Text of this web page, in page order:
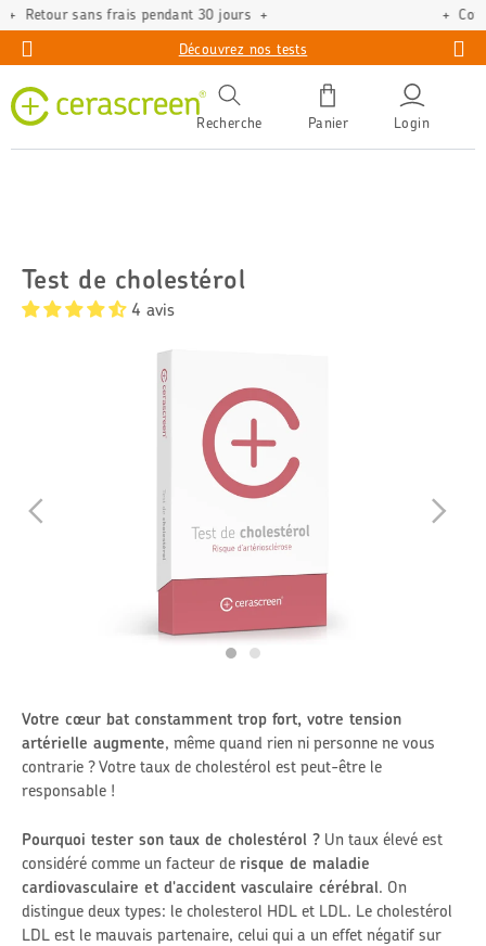
Compléments alimentaires de qualité verifiée
Découvrez nos tests
Recherche Panier Login
Test de cholestérol
4 avis
Votre cœur bat constamment trop fort, votre tension
artérielle augmente, même quand rien ni personne ne vous
contrarie ? Votre taux de cholestérol est peut-être le
responsable !
Pourquoi tester son taux de cholestérol ? Un taux élevé est
considéré comme un facteur de risque de maladie
cardiovasculaire et d'accident vasculaire cérébral. On
distingue deux types: le cholesterol HDL et LDL. Le cholestérol
LDL est le mauvais partenaire, celui qui a un effet négatif sur